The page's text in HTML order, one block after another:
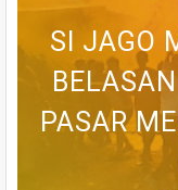
WARGA
SI JAGO
PASAR
PEDULI
SEMPAT
TEWAS